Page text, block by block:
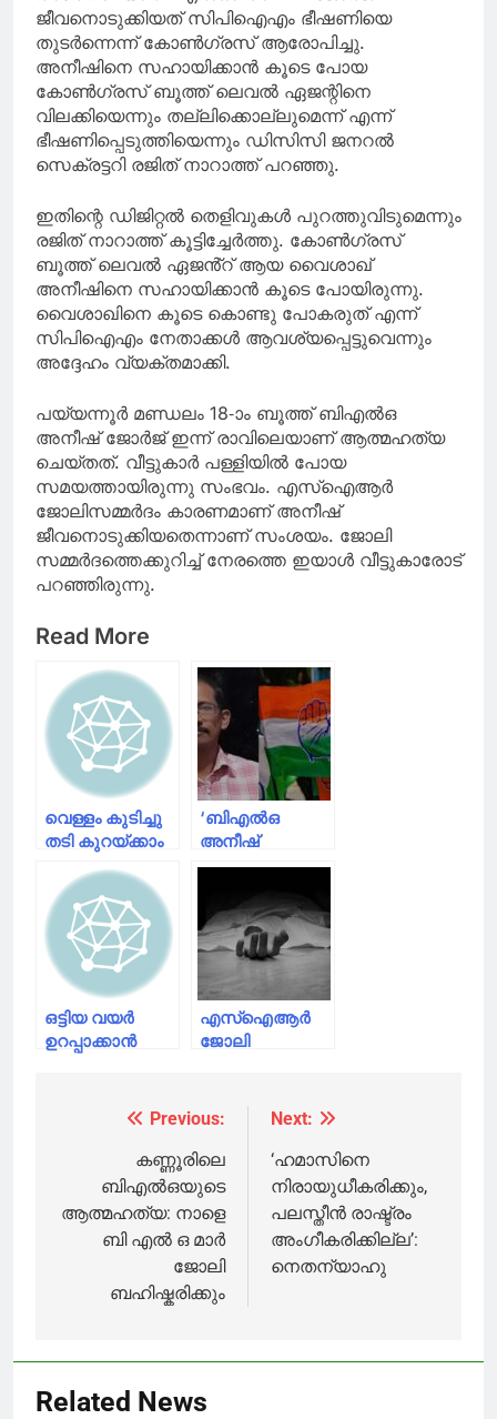
ജീവനൊടുക്കിയത് സിപിഐഎം ഭീഷണിയെ
തുടർന്നെന്ന് കോൺഗ്രസ് ആരോപിച്ചു.
അനീഷിനെ സഹായിക്കാൻ കൂടെ പോയ
കോൺഗ്രസ് ബൂത്ത് ലെവൽ ഏജന്റിനെ
വിലക്കിയെന്നും തല്ലിക്കൊല്ലുമെന്ന് എന്ന്
ഭീഷണിപ്പെടുത്തിയെന്നും ഡിസിസി ജനറൽ
സെക്രട്ടറി രജിത് നാറാത്ത് പറഞ്ഞു.
ഇതിന്റെ ഡിജിറ്റൽ തെളിവുകൾ പുറത്തുവിടുമെന്നും
രജിത് നാറാത്ത് കൂട്ടിച്ചേർത്തു. കോൺഗ്രസ്
ബൂത്ത് ലെവൽ ഏജൻ്റ് ആയ വൈശാഖ്
അനീഷിനെ സഹായിക്കാൻ കൂടെ പോയിരുന്നു.
വൈശാഖിനെ കൂടെ കൊണ്ടു പോകരുത് എന്ന്
സിപിഐഎം നേതാക്കൾ ആവശ്യപ്പെട്ടുവെന്നും
അദ്ദേഹം വ്യക്തമാക്കി.
പയ്യന്നൂർ മണ്ഡലം 18-ാം ബൂത്ത് ബിഎൽഒ
അനീഷ് ജോർജ് ഇന്ന് രാവിലെയാണ് ആത്മഹത്യ
ചെയ്തത്. വീട്ടുകാർ പള്ളിയിൽ പോയ
സമയത്തായിരുന്നു സംഭവം. എസ്ഐആർ
ജോലിസമ്മർദം കാരണമാണ് അനീഷ്
ജീവനൊടുക്കിയതെന്നാണ് സംശയം. ജോലി
സമ്മർദത്തെക്കുറിച്ച് നേരത്തെ ഇയാൾ വീട്ടുകാരോട്
പറഞ്ഞിരുന്നു.
Read More
വെള്ളം കുടിച്ചു
തടി കുറയ്ക്കാം
‘ബിഎൽഒ
അനീഷ്
ജോർജിനെ
ഭീഷണിപ്പെടുത്തി’;
ആരോപണവുമായി
കോൺഗ്രസ്
ഒട്ടിയ വയര്‍
ഉറപ്പാക്കാൻ
എസ്‌ഐആർ
ജോലി
ബിഎൽഒ
navigation
Previous:
കണ്ണൂരിലെ
ബിഎൽഒയുടെ
ആത്മഹത്യ: നാളെ
ബി എൽ ഒ മാർ
ജോലി
ബഹിഷ്കരിക്കും
Next:
‘ഹമാസിനെ
നിരായുധീകരിക്കും,
പലസ്തീൻ രാഷ്ട്രം
അം​ഗീകരിക്കില്ല’:
നെതന്യാഹു
Related News